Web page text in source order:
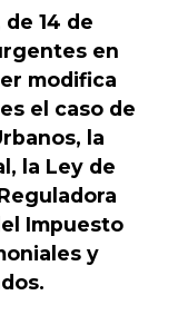
de 14 de
en
modifica
el caso de
la
la Ley de
Impuesto
y